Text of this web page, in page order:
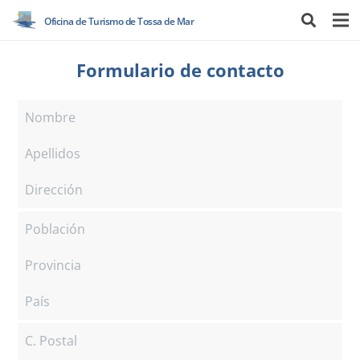
Oficina de Turismo de Tossa de Mar
Formulario de contacto